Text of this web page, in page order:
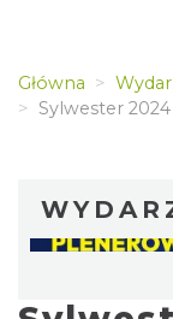
Główna
Sylwester